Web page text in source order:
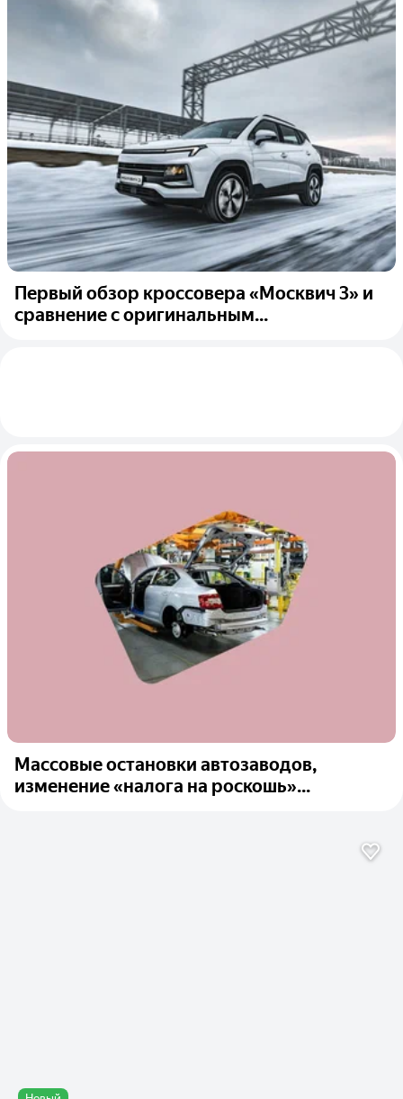
Первый обзор кроссовера «Москвич 3» и
сравнение с оригинальным...
Массовые остановки автозаводов,
изменение «налога на роскошь»...